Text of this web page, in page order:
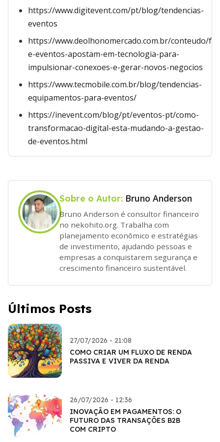
https://www.digitevent.com/pt/blog/tendencias-
eventos
https://www.deolhonomercado.com.br/conteudo/
e-eventos-apostam-em-tecnologia-para-
impulsionar-conexoes-e-gerar-novos-negocios
https://www.tecmobile.com.br/blog/tendencias-
equipamentos-para-eventos/
https://inevent.com/blog/pt/eventos-pt/como-
transformacao-digital-esta-mudando-a-gestao-
de-eventos.html
Sobre o Autor: Bruno Anderson
Bruno Anderson é consultor financeiro
no nekohito.org. Trabalha com
planejamento econômico e estratégias
de investimento, ajudando pessoas e
empresas a conquistarem segurança e
crescimento financeiro sustentável.
Últimos Posts
27/07/2026 - 21:08
COMO CRIAR UM FLUXO DE RENDA
PASSIVA E VIVER DA RENDA
26/07/2026 - 12:36
INOVAÇÃO EM PAGAMENTOS: O
FUTURO DAS TRANSAÇÕES B2B
COM CRIPTO